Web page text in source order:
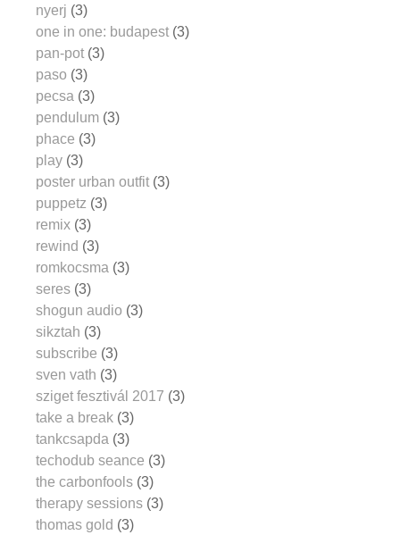
nyerj (3)
one in one: budapest (3)
pan-pot (3)
paso (3)
pecsa (3)
pendulum (3)
phace (3)
play (3)
poster urban outfit (3)
puppetz (3)
remix (3)
rewind (3)
romkocsma (3)
seres (3)
shogun audio (3)
sikztah (3)
subscribe (3)
sven vath (3)
sziget fesztivál 2017 (3)
take a break (3)
tankcsapda (3)
techodub seance (3)
the carbonfools (3)
therapy sessions (3)
thomas gold (3)